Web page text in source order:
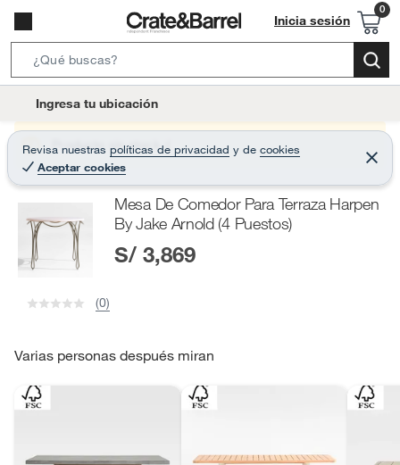
Inicia sesión
e
r
c
B
a
t
n
Ingresa tu ubicación
Revisa nuestras políticas de privacidad y de cookies
Aceptar cookies
C
e
r
a
r
Producto sin stock :(
Mesa De Comedor Para Terraza Harpen
By Jake Arnold (4 Puestos)
S/ 3,869
(0)
Varias personas después miran